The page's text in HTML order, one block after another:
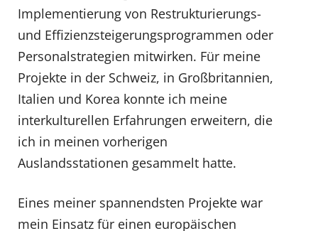
Implementierung von Restrukturierungs-
und Effizienzsteigerungsprogrammen oder
Personalstrategien mitwirken. Für meine
Projekte in der Schweiz, in Großbritannien,
Italien und Korea konnte ich meine
interkulturellen Erfahrungen erweitern, die
ich in meinen vorherigen
Auslandsstationen gesammelt hatte.
Eines meiner spannendsten Projekte war
mein Einsatz für einen europäischen